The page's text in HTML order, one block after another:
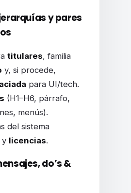
y pares
titulares, familia
y, si procede,
para UI/tech.
(H1–H6, párrafo,
menús).
del sistema
y licencias.
do’s &